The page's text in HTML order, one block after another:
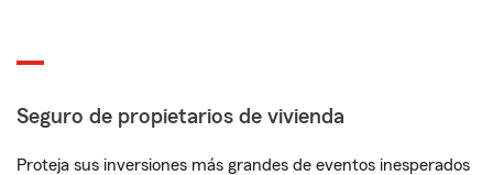
Seguro de propietarios de vivienda
Proteja sus inversiones más grandes de eventos inesperados